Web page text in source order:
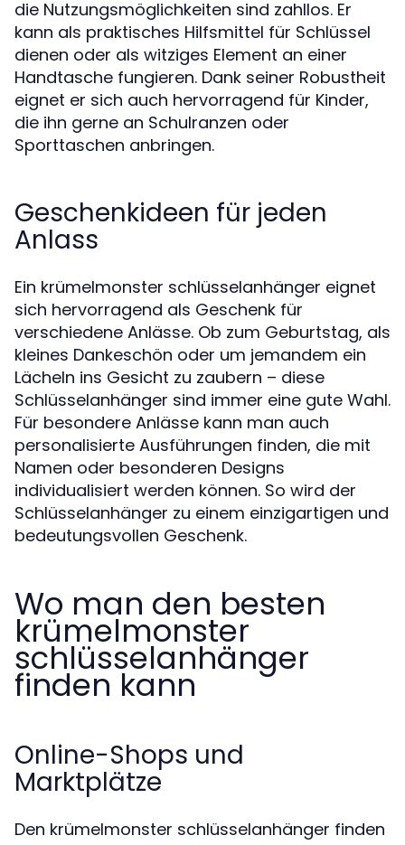
die Nutzungsmöglichkeiten sind zahllos. Er
kann als praktisches Hilfsmittel für Schlüssel
dienen oder als witziges Element an einer
Handtasche fungieren. Dank seiner Robustheit
eignet er sich auch hervorragend für Kinder,
die ihn gerne an Schulranzen oder
Sporttaschen anbringen.
Geschenkideen für jeden
Anlass
Ein krümelmonster schlüsselanhänger eignet
sich hervorragend als Geschenk für
verschiedene Anlässe. Ob zum Geburtstag, als
kleines Dankeschön oder um jemandem ein
Lächeln ins Gesicht zu zaubern – diese
Schlüsselanhänger sind immer eine gute Wahl.
Für besondere Anlässe kann man auch
personalisierte Ausführungen finden, die mit
Namen oder besonderen Designs
individualisiert werden können. So wird der
Schlüsselanhänger zu einem einzigartigen und
bedeutungsvollen Geschenk.
Wo man den besten
krümelmonster
schlüsselanhänger
finden kann
Online-Shops und
Marktplätze
Den krümelmonster schlüsselanhänger finden